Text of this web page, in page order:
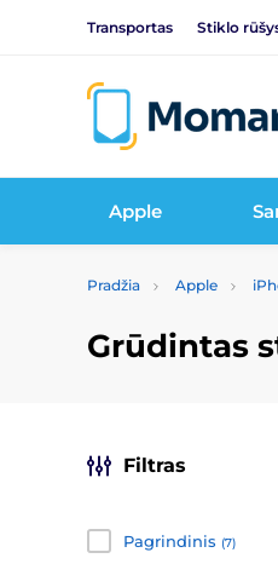
Transportas Stiklo
Apple
Pradžia Apple
Grūdintas
Filtras
Pagrindinis (7)